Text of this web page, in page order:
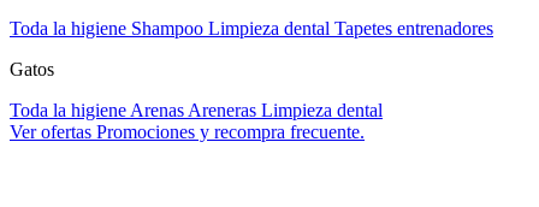
Toda la higiene Shampoo Limpieza dental Tapetes entrenadores
Gatos
Toda la higiene Arenas Areneras Limpieza dental
Ver ofertas Promociones y recompra frecuente.